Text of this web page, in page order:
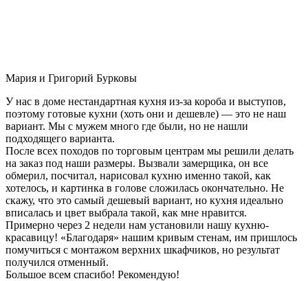
Мария и Григорий Бурковы
У нас в доме нестандартная кухня из-за короба и выступов,
поэтому готовые кухни (хоть они и дешевле) — это не наш
вариант. Мы с мужем много где были, но не нашли
подходящего варианта.
После всех походов по торговым центрам мы решили делать
на заказ под наши размеры. Вызвали замерщика, он все
обмерил, посчитал, нарисовал кухню именно такой, как
хотелось, и картинка в голове сложилась окончательно. Не
скажу, что это самый дешевый вариант, но кухня идеально
вписалась и цвет выбрала такой, как мне нравится.
Примерно через 2 недели нам установили нашу кухню-
красавицу! «Благодаря» нашим кривым стенам, им пришлось
помучиться с монтажом верхних шкафчиков, но результат
получился отменный.
Большое всем спасибо! Рекомендую!